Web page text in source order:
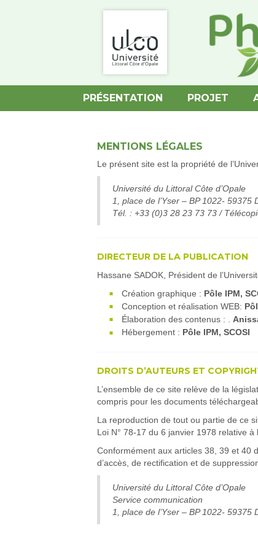
PRÉSENTATION PROJET
MENTIONS LÉGALES
Le présent site est la propriété de
Université du Littoral Côte d’Opale
1, place de l’Yser – BP 1022- 59375
Tél. : +33 (0)3 28 23 73 73 /
DIRECTEUR DE LA PUBLICATION
Hassane SADOK, Président de
Création graphique : Pôle IPM,
Conception et réalisation WEB:
Élaboration des contenus : .
Hébergement : Pôle IPM, SCOSI
DROITS D’AUTEURS ET
L’ensemble de ce site relève de la
compris pour les documents
La reproduction de tout ou partie de ce
Loi N° 78-17 du 6 janvier 1978 relative
Conformément aux articles 38, 39 et 40
d’accès, de rectification et de
Université du Littoral Côte d’Opale
Service communication
1, place de l’Yser – BP 1022- 59375